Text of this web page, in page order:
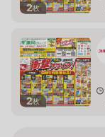
2枚
2枚